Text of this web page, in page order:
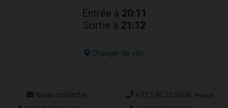
Entrée à 20:11
Sortie à 21:12
Changer de ville
Nous contacter +33.1.80.20.5000 France